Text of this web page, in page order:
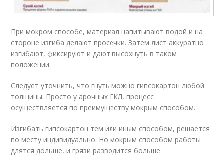
При мокром способе, материал напитывают водой и на
стороне изгиба делают просечки. Затем лист аккуратно
изгибают, фиксируют и дают высохнуть в таком
положении.
Следует уточнить, что гнуть можно гипсокартон любой
толщины. Просто у арочных ГКЛ, процесс
осуществляется по преимуществу мокрым способом.
Изгибать гипсокартон тем или иным способом, решается
по месту индивидуально. Но мокрым способом работы
длятся дольше, и грязи разводится больше.